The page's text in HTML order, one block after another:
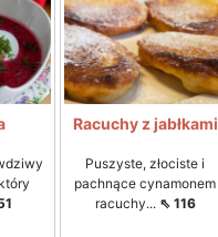
Racuchy z jabłkami
Puszyste, złociste i
pachnące cynamonem
racuchy... ⇖ 116